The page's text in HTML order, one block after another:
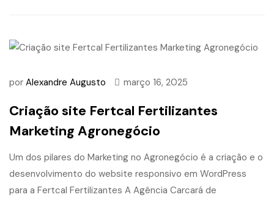
por Alexandre Augusto março 16, 2025
Criação site Fertcal Fertilizantes
Marketing Agronegócio
Um dos pilares do Marketing no Agronegócio é a criação e o
desenvolvimento do website responsivo em WordPress
para a Fertcal Fertilizantes A Agência Carcará de